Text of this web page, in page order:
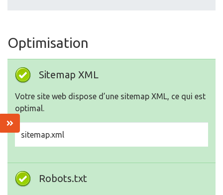
Optimisation
Sitemap XML
Votre site web dispose d’une sitemap XML, ce qui est
optimal.
sitemap.xml
Robots.txt